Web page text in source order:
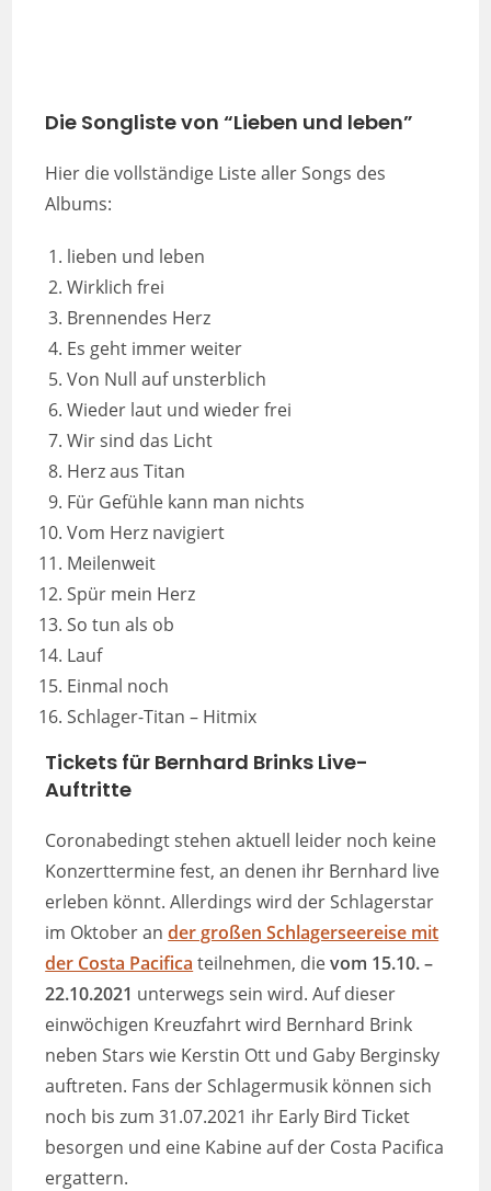
Die Songliste von “Lieben und leben”
Hier die vollständige Liste aller Songs des
Albums:
lieben und leben
Wirklich frei
Brennendes Herz
Es geht immer weiter
Von Null auf unsterblich
Wieder laut und wieder frei
Wir sind das Licht
Herz aus Titan
Für Gefühle kann man nichts
Vom Herz navigiert
Meilenweit
Spür mein Herz
So tun als ob
Lauf
Einmal noch
Schlager-Titan – Hitmix
Tickets für Bernhard Brinks Live-
Auftritte
Coronabedingt stehen aktuell leider noch keine
Konzerttermine fest, an denen ihr Bernhard live
erleben könnt. Allerdings wird der Schlagerstar
im Oktober ander großen Schlagerseereise mit
der Costa Pacifica teilnehmen, dievom 15.10. –
22.10.2021 unterwegs sein wird. Auf dieser
einwöchigen Kreuzfahrt wird Bernhard Brink
neben Stars wie Kerstin Ott und Gaby Berginsky
auftreten. Fans der Schlagermusik können sich
noch bis zum 31.07.2021 ihr Early Bird Ticket
besorgen und eine Kabine auf der Costa Pacifica
ergattern.